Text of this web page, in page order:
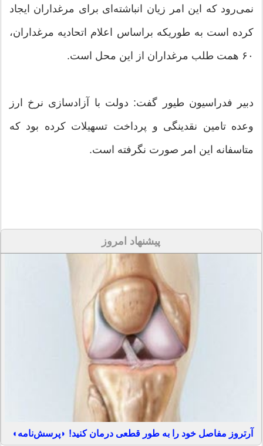
نمی‌رود که این امر زیان انباشته‌ای برای مرغداران ایجاد
کرده است به طوریکه براساس اعلام اتحادیه مرغداران،
۶۰ همت طلب مرغداران از این محل است.
دبیر فدراسیون طیور گفت: دولت با آزادسازی نرخ ارز
وعده تامین نقدینگی و پرداخت تسهیلات کرده بود که
متاسفانه این امر صورت نگرفته است.
پیشنهاد امروز
آرتروز مفاصل خود را به طور قطعی درمان کنید! ◗پرسش‌نامه◖